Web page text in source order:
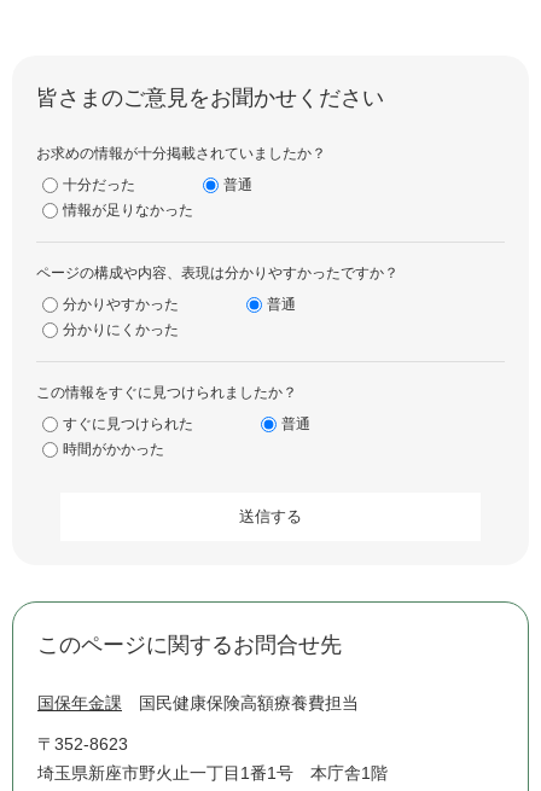
皆さまのご意見をお聞かせください
お求めの情報が十分掲載されていましたか？
十分だった
普通
情報が足りなかった
ページの構成や内容、表現は分かりやすかったですか？
分かりやすかった
普通
分かりにくかった
この情報をすぐに見つけられましたか？
すぐに見つけられた
普通
時間がかかった
このページに関するお問合せ先
国保年金課 国民健康保険高額療養費担当
〒352-8623
埼玉県新座市野火止一丁目1番1号 本庁舎1階